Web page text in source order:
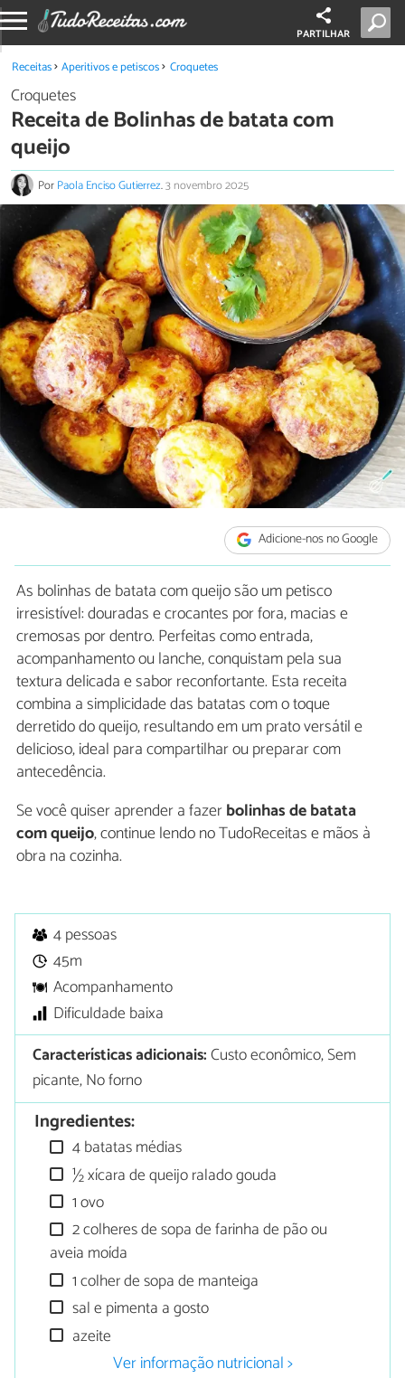
PARTILHAR
Receitas Aperitivos e petiscos Croquetes
Croquetes
Receita de Bolinhas de batata com
queijo
PorPaola Enciso Gutierrez.3 novembro 2025
Adicione-nos no Google
As bolinhas de batata com queijo são um petisco
irresistível: douradas e crocantes por fora, macias e
cremosas por dentro. Perfeitas como entrada,
acompanhamento ou lanche, conquistam pela sua
textura delicada e sabor reconfortante. Esta receita
combina a simplicidade das batatas com o toque
derretido do queijo, resultando em um prato versátil e
delicioso, ideal para compartilhar ou preparar com
antecedência.
Se você quiser aprender a fazerbolinhas de batata
com queijo, continue lendo no TudoReceitas e mãos à
obra na cozinha.
4 pessoas
45m
Acompanhamento
Dificuldade baixa
Características adicionais:Custo econômico, Sem
picante, No forno
Ingredientes:
4 batatas médias
½ xícara de queijo ralado gouda
1 ovo
2 colheres de sopa de farinha de pão ou
aveia moída
1 colher de sopa de manteiga
sal e pimenta a gosto
azeite
Ver informação nutricional >